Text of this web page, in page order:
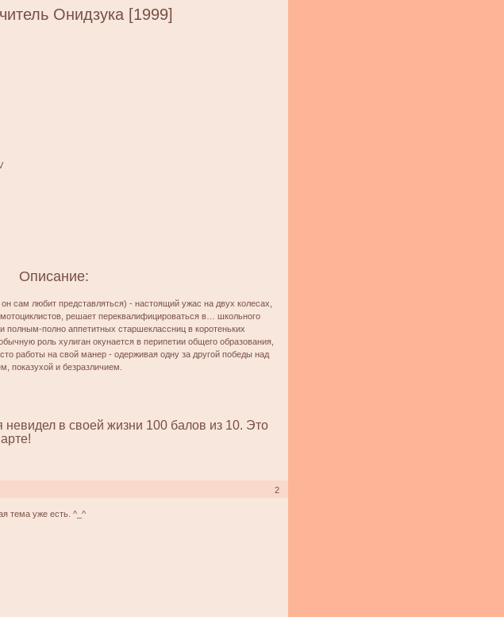
Онидзука [1999]
Описание:
сам любит представляться) - настоящий ужас на двух колесах,
решает переквалифицироваться в… школьного
полно аппетитных старшеклассниц в коротеньких
роль хулиган окунается в перипетии общего образования,
работы на свой манер - одерживая одну за другой победы над
показухой и безразличием.
невидел в своей жизни 100 балов из 10. Это
2
тема уже есть. ^_^